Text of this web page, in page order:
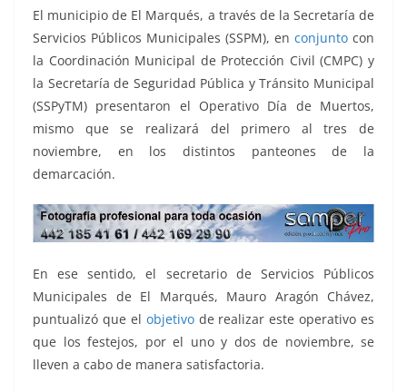
El municipio de El Marqués, a través de la Secretaría de
Servicios Públicos Municipales (SSPM), en conjunto con
la Coordinación Municipal de Protección Civil (CMPC) y
la Secretaría de Seguridad Pública y Tránsito Municipal
(SSPyTM) presentaron el Operativo Día de Muertos,
mismo que se realizará del primero al tres de
noviembre, en los distintos panteones de la
demarcación.
En ese sentido, el secretario de Servicios Públicos
Municipales de El Marqués, Mauro Aragón Chávez,
puntualizó que el objetivode realizar este operativo es
que los festejos, por el uno y dos de noviembre, se
lleven a cabo de manera satisfactoria.